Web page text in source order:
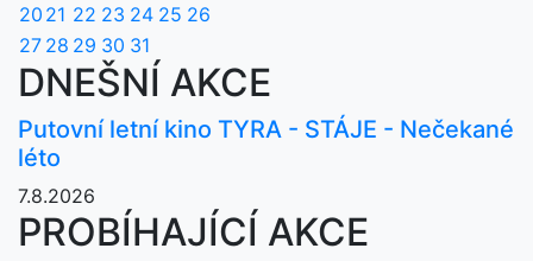
20 21 22 23 24 25 26
27 28 29 30 31
DNEŠNÍ AKCE
Putovní letní kino TYRA - STÁJE - Nečekané
léto
7.8.2026
PROBÍHAJÍCÍ AKCE